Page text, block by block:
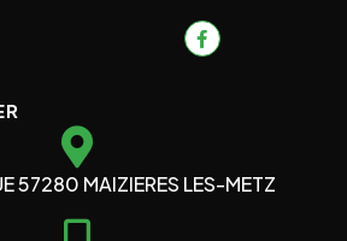
57280 MAIZIERES LES-METZ